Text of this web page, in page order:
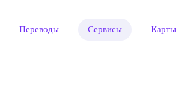
Переводы Сервисы Карты